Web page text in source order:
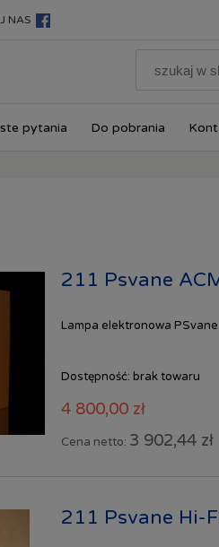
pytania Do pobrania
NAS
211 Psvane
Lampa elektronowa
Dostępność: brak towaru
4 800,00 zł
Cena netto: 3 902,44 zł
211 Psvane Hi-